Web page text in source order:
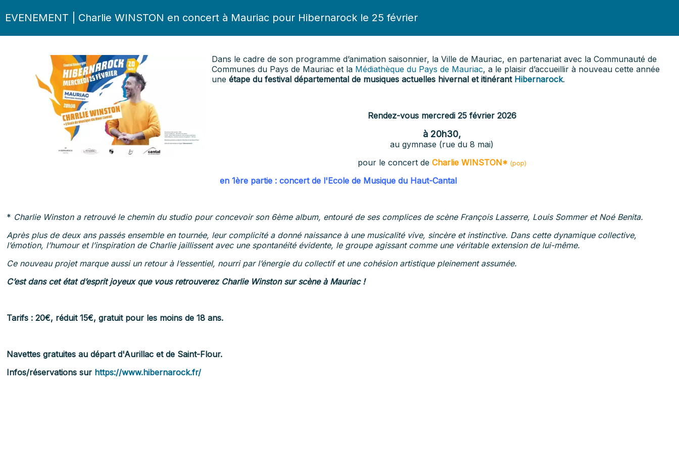
EVENEMENT | Charlie WINSTON en concert à Mauriac pour Hibernarock le 25 février
Dans le cadre de son programme d’animation saisonnier, la Ville de Mauriac, en partenariat avec la Communauté de
Communes du Pays de Mauriac et la Médiathèque du Pays de Mauriac, a le plaisir d’accueillir à nouveau cette année
une étape du festival départemental de musiques actuelles hivernal et itinérant Hibernarock.
Rendez-vous mercredi 25 février 2026
à 20h30,
au gymnase (rue du 8 mai)
pour le concert de Charlie WINSTON* (pop)
en 1ère partie : concert de l'Ecole de Musique du Haut-Cantal
* Charlie Winston a retrouvé le chemin du studio pour concevoir son 6ème album, entouré de ses complices de scène François Lasserre, Louis Sommer et Noé Benita.
Après plus de deux ans passés ensemble en tournée, leur complicité a donné naissance à une musicalité vive, sincère et instinctive. Dans cette dynamique collective,
l’émotion, l’humour et l’inspiration de Charlie jaillissent avec une spontanéité évidente, le groupe agissant comme une véritable extension de lui-même.
Ce nouveau projet marque aussi un retour à l’essentiel, nourri par l’énergie du collectif et une cohésion artistique pleinement assumée.
C’est dans cet état d’esprit joyeux que vous retrouverez Charlie Winston sur scène à Mauriac !
Tarifs : 20€, réduit 15€, gratuit pour les moins de 18 ans.
Navettes gratuites au départ d'Aurillac et de Saint-Flour.
Infos/réservations sur https://www.hibernarock.fr/